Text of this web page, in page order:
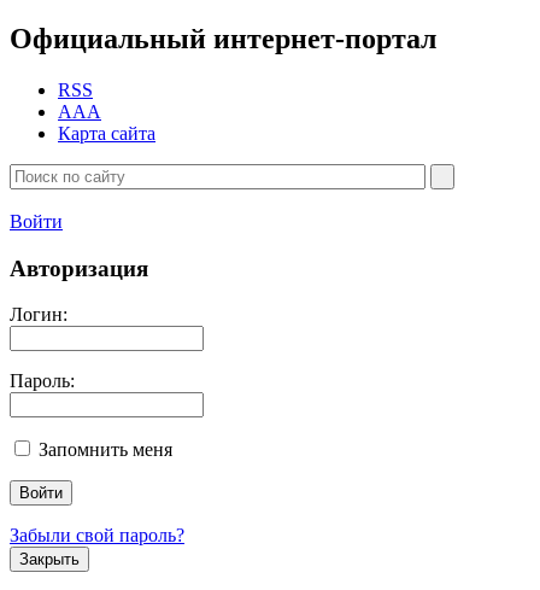
Официальный интернет-портал
RSS
AAA
Карта сайта
Войти
Авторизация
Логин:
Пароль:
Запомнить меня
Забыли свой пароль?
Закрыть